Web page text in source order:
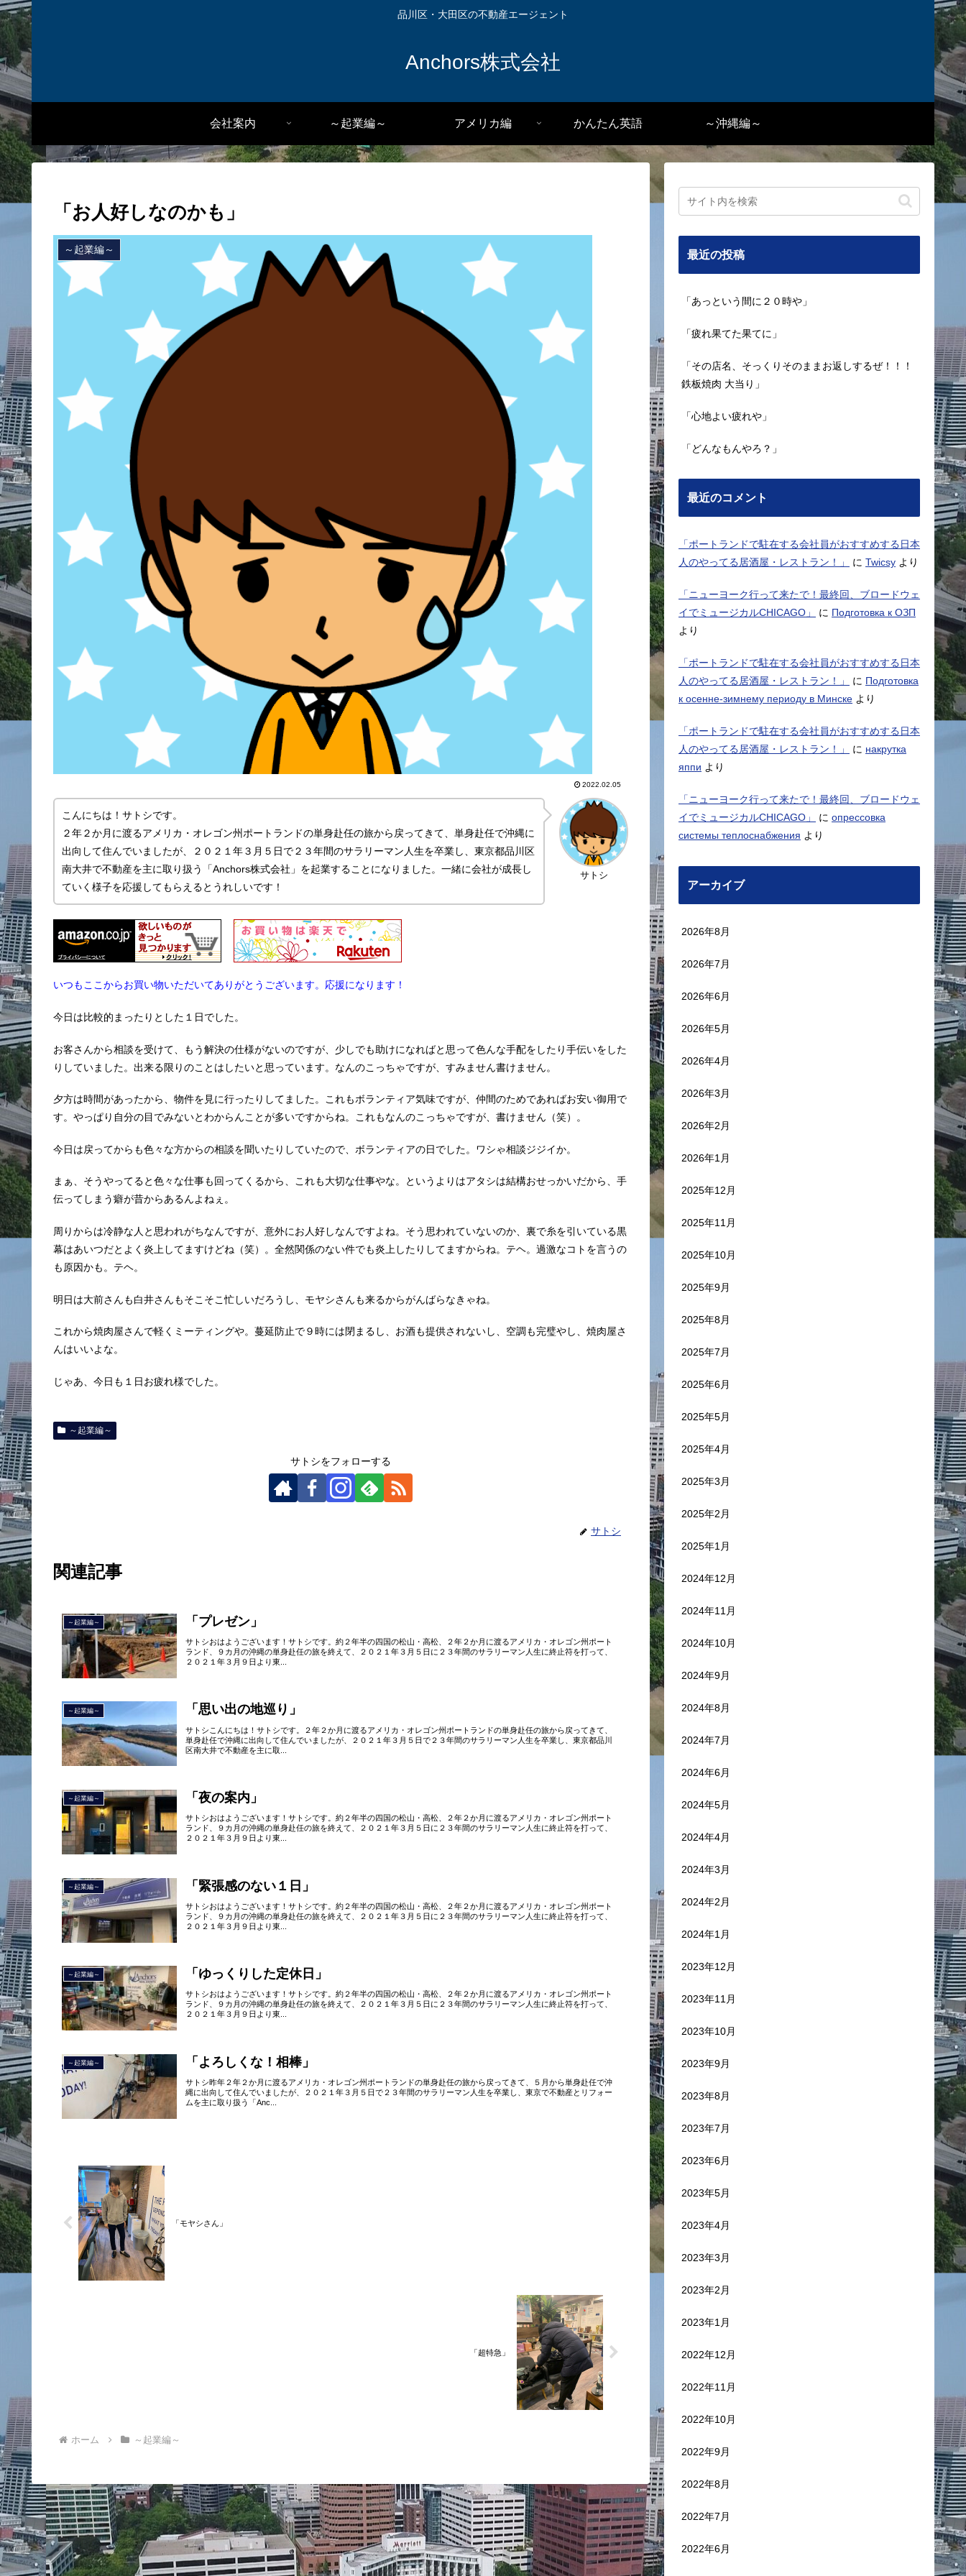
品川区・大田区の不動産エージェント
Anchors株式会社
会社案内 ～起業編～ アメリカ編 かんたん英語 ～沖縄編～
「お人好しなのかも」
～起業編～
2022.02.05
サトシ
こんにちは！サトシです。
２年２か月に渡るアメリカ・オレゴン州ポートランドの単身赴任の旅から戻ってきて、単身赴任で沖縄に
出向して住んでいましたが、２０２１年３月５日で２３年間のサラリーマン人生を卒業し、東京都品川区
南大井で不動産を主に取り扱う「Anchors株式会社」を起業することになりました。一緒に会社が成長し
ていく様子を応援してもらえるとうれしいです！
いつもここからお買い物いただいてありがとうございます。応援になります！
今日は比較的まったりとした１日でした。
お客さんから相談を受けて、もう解決の仕様がないのですが、少しでも助けになればと思って色んな手配をしたり手伝いをした
りしていました。出来る限りのことはしたいと思っています。なんのこっちゃですが、すみません書けません。
夕方は時間があったから、物件を見に行ったりしてました。これもボランティア気味ですが、仲間のためであればお安い御用で
す。やっぱり自分の目でみないとわからんことが多いですからね。これもなんのこっちゃですが、書けません（笑）。
今日は戻ってからも色々な方からの相談を聞いたりしていたので、ボランティアの日でした。ワシゃ相談ジジイか。
まぁ、そうやってると色々な仕事も回ってくるから、これも大切な仕事やな。というよりはアタシは結構おせっかいだから、手
伝ってしまう癖が昔からあるんよねぇ。
周りからは冷静な人と思われがちなんですが、意外にお人好しなんですよね。そう思われていないのか、裏で糸を引いている黒
幕はあいつだとよく炎上してますけどね（笑）。全然関係のない件でも炎上したりしてますからね。テヘ。過激なコトを言うの
も原因かも。テヘ。
明日は大前さんも白井さんもそこそこ忙しいだろうし、モヤシさんも来るからがんばらなきゃね。
これから焼肉屋さんで軽くミーティングや。蔓延防止で９時には閉まるし、お酒も提供されないし、空調も完璧やし、焼肉屋さ
んはいいよな。
じゃあ、今日も１日お疲れ様でした。
～起業編～
サトシをフォローする
サトシ
関連記事
～起業編～ 「プレゼン」
サトシおはようございます！サトシです。約２年半の四国の松山・高松、２年２か月に渡るアメリカ・オレゴン州ポート
ランド、９カ月の沖縄の単身赴任の旅を終えて、２０２１年３月５日に２３年間のサラリーマン人生に終止符を打って、
２０２１年３月９日より東...
～起業編～ 「思い出の地巡り」
サトシこんにちは！サトシです。２年２か月に渡るアメリカ・オレゴン州ポートランドの単身赴任の旅から戻ってきて、
単身赴任で沖縄に出向して住んでいましたが、２０２１年３月５日で２３年間のサラリーマン人生を卒業し、東京都品川
区南大井で不動産を主に取...
～起業編～ 「夜の案内」
サトシおはようございます！サトシです。約２年半の四国の松山・高松、２年２か月に渡るアメリカ・オレゴン州ポート
ランド、９カ月の沖縄の単身赴任の旅を終えて、２０２１年３月５日に２３年間のサラリーマン人生に終止符を打って、
２０２１年３月９日より東...
～起業編～ 「緊張感のない１日」
サトシおはようございます！サトシです。約２年半の四国の松山・高松、２年２か月に渡るアメリカ・オレゴン州ポート
ランド、９カ月の沖縄の単身赴任の旅を終えて、２０２１年３月５日に２３年間のサラリーマン人生に終止符を打って、
２０２１年３月９日より東...
～起業編～ 「ゆっくりした定休日」
サトシおはようございます！サトシです。約２年半の四国の松山・高松、２年２か月に渡るアメリカ・オレゴン州ポート
ランド、９カ月の沖縄の単身赴任の旅を終えて、２０２１年３月５日に２３年間のサラリーマン人生に終止符を打って、
２０２１年３月９日より東...
～起業編～ 「よろしくな！相棒」
サトシ昨年２年２か月に渡るアメリカ・オレゴン州ポートランドの単身赴任の旅から戻ってきて、５月から単身赴任で沖
縄に出向して住んでいましたが、２０２１年３月５日で２３年間のサラリーマン人生を卒業し、東京で不動産とリフォー
ムを主に取り扱う「Anc...
「モヤシさん」
「超特急」
ホーム ～起業編～
最近の投稿
「あっという間に２０時や」
「疲れ果てた果てに」
「その店名、そっくりそのままお返しするぜ！！！
鉄板焼肉 大当り」
「心地よい疲れや」
「どんなもんやろ？」
最近のコメント
「ポートランドで駐在する会社員がおすすめする日本
人のやってる居酒屋・レストラン！」
に Twicsy より
「ニューヨーク行って来たで！最終回、ブロードウェ
イでミュージカルCHICAGO」
に Подготовка к ОЗП
より
「ポートランドで駐在する会社員がおすすめする日本
人のやってる居酒屋・レストラン！」
に Подготовка
к осенне-зимнему периоду в Минске より
「ポートランドで駐在する会社員がおすすめする日本
人のやってる居酒屋・レストラン！」
に накрутка
яппи より
「ニューヨーク行って来たで！最終回、ブロードウェ
イでミュージカルCHICAGO」
に опрессовка
системы теплоснабжения より
アーカイブ
2026年8月
2026年7月
2026年6月
2026年5月
2026年4月
2026年3月
2026年2月
2026年1月
2025年12月
2025年11月
2025年10月
2025年9月
2025年8月
2025年7月
2025年6月
2025年5月
2025年4月
2025年3月
2025年2月
2025年1月
2024年12月
2024年11月
2024年10月
2024年9月
2024年8月
2024年7月
2024年6月
2024年5月
2024年4月
2024年3月
2024年2月
2024年1月
2023年12月
2023年11月
2023年10月
2023年9月
2023年8月
2023年7月
2023年6月
2023年5月
2023年4月
2023年3月
2023年2月
2023年1月
2022年12月
2022年11月
2022年10月
2022年9月
2022年8月
2022年7月
2022年6月